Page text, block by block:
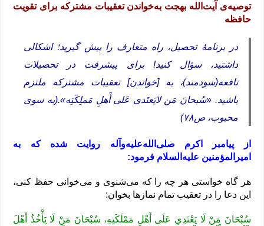
توصیه‌ی آیت‌الله بهجت به‌خواندن تعقیبات مشترکه برای تقویت
حافظه
در برنامۀ تحصیل، راه متعارف را پیش گیرید؛ اشکالی
داشتید، سؤال کنید! برای پیشرفت در تحصیلات
نافعه(سودمند)، به [خواندن] تعقیبات مشترکه ملتزم
باشید. «سُبحانَ مَن لایَعتَدی عَلی أَهلِ مَملِکَتِه».(به سوی
محبوب، ص۷۸)
از پيامبر اكرم صلی‌الله‌علیه‌وآله روايت شده كه به
اميرالمؤمنين علیه‌السلام فرمود:
هر گاه خواستى هر چه را كه مى‏‌شنوى و مى‏‌خوانى حفظ كنى،
اين دعا را در تعقيب تمام نمازها بخوان:
سُبْحَانَ‏ مَنْ‏ لَا يَعْتَدِي‏ عَلَى‏ أَهْلِ‏ مَمْلَكَتِهِ‏، سُبْحَانَ‏ مَنْ‏ لَا يَأْخُذُ أَهْلَ